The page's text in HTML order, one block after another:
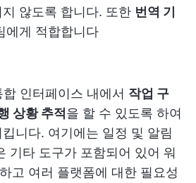
않도록 합니다. 또한 번역 기
에게 적합합니다
인터페이스 내에서 작업 구
상황 추적을 할 수 있도록 하여
니다. 여기에는 일정 및 알림
기타 도구가 포함되어 있어 워
고 여러 플랫폼에 대한 필요성